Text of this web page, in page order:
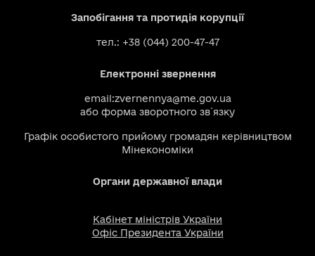
Запобігання та протидія корупції
тел.: +38 (044) 200-47-47
Електронні звернення
email:zvernennya@me.gov.ua
або форма зворотного зв`язку
Графік особистого прийому громадян керівництвом
Мінекономіки
Органи державної влади
Кабінет міністрів України
Офіс Президента України